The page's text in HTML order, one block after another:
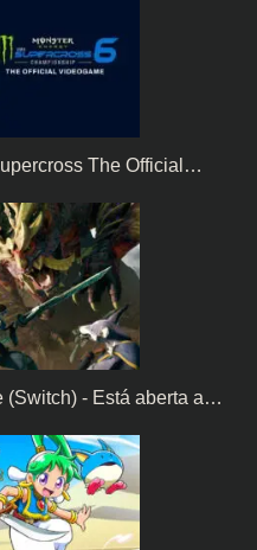
The Official…
(Switch) - Está aberta a…